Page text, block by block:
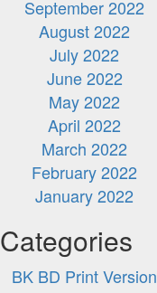
September 2022
August 2022
July 2022
June 2022
May 2022
April 2022
March 2022
February 2022
January 2022
Categories
BK BD Print Version